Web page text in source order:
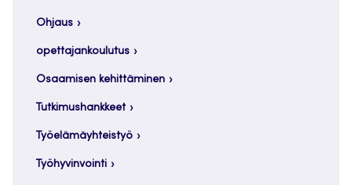
Ohjaus
opettajankoulutus
Osaamisen kehittäminen
Tutkimushankkeet
Työelämäyhteistyö
Työhyvinvointi